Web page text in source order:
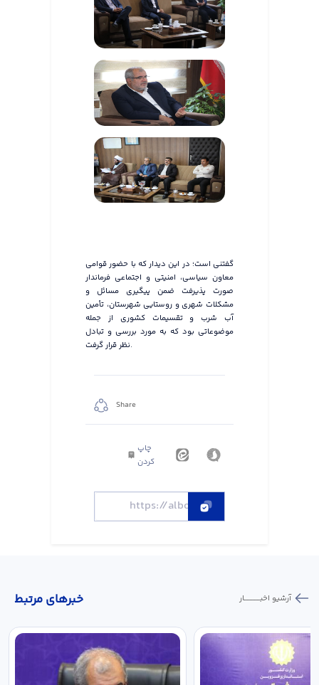
گفتنی است؛ در این دیدار که با حضور قوامی
معاون سیاسی، امنیتی و اجتماعی فرماندار
صورت پذیرفت ضمن پیگیری مسائل و
مشکلات شهری و روستایی شهرستان، تأمین
آب شرب و تقسیمات کشوری از جمله
موضوعاتی بود که به مورد بررسی و تبادل
نظر قرار گرفت.
Share
چاپ
کردن
خبر‌های مرتبط آرشیو اخبـــــــــــار